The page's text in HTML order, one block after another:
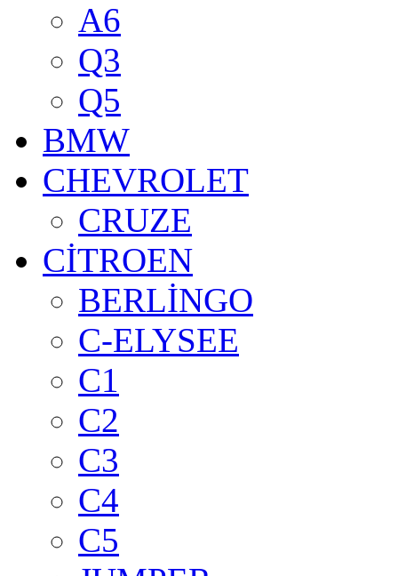
A6
Q3
Q5
BMW
CHEVROLET
CRUZE
CİTROEN
BERLİNGO
C-ELYSEE
C1
C2
C3
C4
C5